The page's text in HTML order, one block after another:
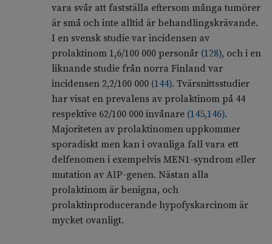
vara svår att fastställa eftersom många tumörer
är små och inte alltid är behandlingskrävande.
I en svensk studie var incidensen av
prolaktinom 1,6/100 000 personår (128), och i en
liknande studie från norra Finland var
incidensen 2,2/100 000 (144). Tvärsnittsstudier
har visat en prevalens av prolaktinom på 44
respektive 62/100 000 invånare (145,146).
Majoriteten av prolaktinomen uppkommer
sporadiskt men kan i ovanliga fall vara ett
delfenomen i exempelvis MEN1-syndrom eller
mutation av AIP-genen. Nästan alla
prolaktinom är benigna, och
prolaktinproducerande hypofyskarcinom är
mycket ovanligt.